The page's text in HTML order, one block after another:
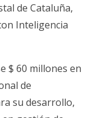
de Cataluña,
Inteligencia
$ 60 millones en
de
su desarrollo,